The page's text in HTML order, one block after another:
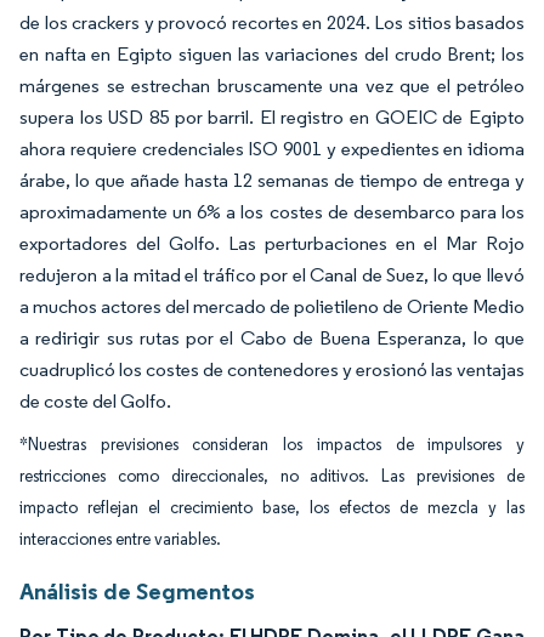
de los crackers y provocó recortes en 2024. Los sitios basados
en nafta en Egipto siguen las variaciones del crudo Brent; los
márgenes se estrechan bruscamente una vez que el petróleo
supera los USD 85 por barril. El registro en GOEIC de Egipto
ahora requiere credenciales ISO 9001 y expedientes en idioma
árabe, lo que añade hasta 12 semanas de tiempo de entrega y
aproximadamente un 6% a los costes de desembarco para los
exportadores del Golfo. Las perturbaciones en el Mar Rojo
redujeron a la mitad el tráfico por el Canal de Suez, lo que llevó
a muchos actores del mercado de polietileno de Oriente Medio
a redirigir sus rutas por el Cabo de Buena Esperanza, lo que
cuadruplicó los costes de contenedores y erosionó las ventajas
de coste del Golfo.
*Nuestras previsiones consideran los impactos de impulsores y
restricciones como direccionales, no aditivos. Las previsiones de
impacto reflejan el crecimiento base, los efectos de mezcla y las
interacciones entre variables.
Análisis de Segmentos